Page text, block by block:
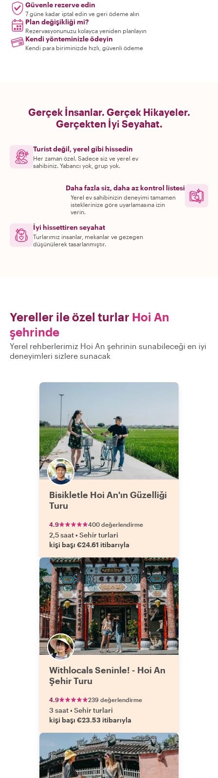
Güvenle rezerve edin
7 güne kadar iptal edin ve geri ödeme alın
Plan değişikliği mi?
Rezervasyonunuzu kolayca yeniden planlayın
Kendi yönteminizle ödeyin
Kendi para biriminizde hızlı, güvenli ödeme
Gerçek İnsanlar. Gerçek Hikayeler.
Gerçekten İyi Seyahat.
Turist değil, yerel gibi hissedin
Her zaman özel. Sadece siz ve yerel ev
sahibiniz. Yabancı yok, grup yok.
Daha fazla siz, daha az kontrol listesi
Yerel ev sahibinizin deneyimi tamamen
isteklerinize göre uyarlamasına izin
verin.
İyi hissettiren seyahat
Turlarımız insanlar, mekanlar ve gezegen
düşünülerek tasarlanmıştır.
Yereller ile özel turlar Hoi An
şehrinde
Yerel rehberlerimiz Hoi An şehrinin sunabileceği en iyi
deneyimleri sizlere sunacak
Bisikletle Hoi An'ın Güzelliği
Turu
4.9 400 değerlendirme
2,5 saat•Sehir turlari
kişi başı €24.61 itibarıyla
Withlocals Seninle! - Hoi An
Şehir Turu
4.9 239 değerlendirme
3 saat•Sehir turlari
kişi başı €23.53 itibarıyla